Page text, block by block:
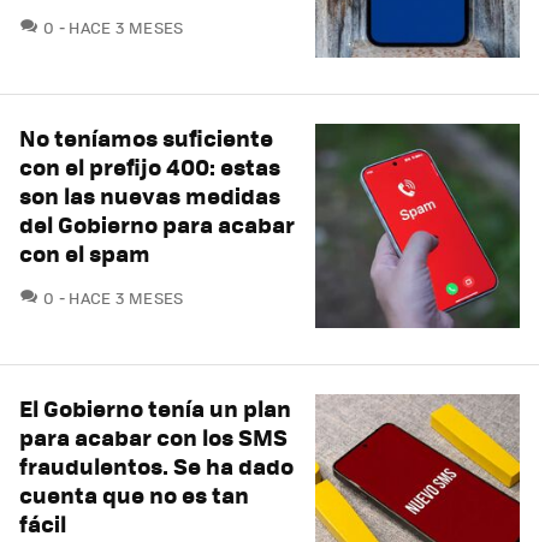
0 COMENTARIOS
HACE 3 MESES
No teníamos suficiente
con el prefijo 400: estas
son las nuevas medidas
del Gobierno para acabar
con el spam
0 COMENTARIOS
HACE 3 MESES
El Gobierno tenía un plan
para acabar con los SMS
fraudulentos. Se ha dado
cuenta que no es tan
fácil